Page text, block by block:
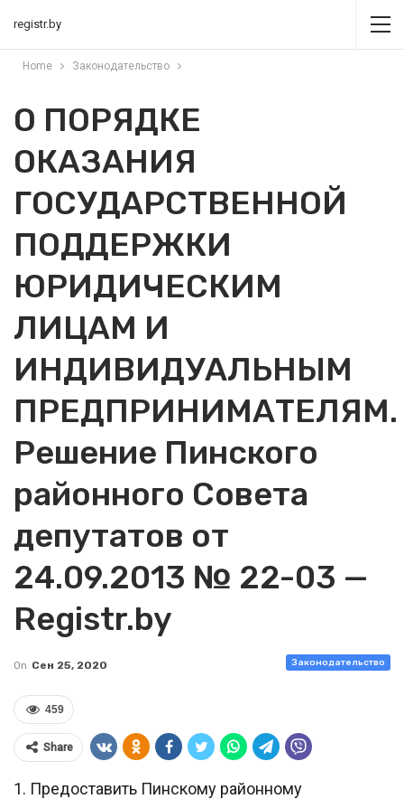
registr.by
Home Законодательство
О ПОРЯДКЕ
ОКАЗАНИЯ
ГОСУДАРСТВЕННОЙ
ПОДДЕРЖКИ
ЮРИДИЧЕСКИМ
ЛИЦАМ И
ИНДИВИДУАЛЬНЫМ
ПРЕДПРИНИМАТЕЛЯМ.
Решение Пинского
районного Совета
депутатов от
24.09.2013 № 22-03 —
Registr.by
Законодательство
On Сен 25, 2020
459
Share
1. Предоставить Пинскому районному